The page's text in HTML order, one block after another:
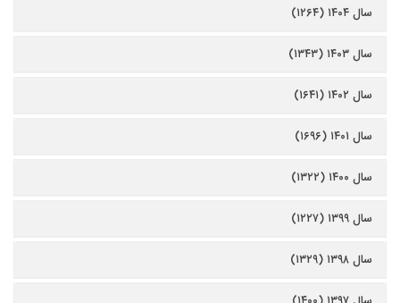
سال ۱۴۰۴ (۱۲۶۴)
سال ۱۴۰۳ (۱۳۴۳)
سال ۱۴۰۲ (۱۶۴۱)
سال ۱۴۰۱ (۱۶۹۶)
سال ۱۴۰۰ (۱۳۲۲)
سال ۱۳۹۹ (۱۲۲۷)
سال ۱۳۹۸ (۱۳۲۹)